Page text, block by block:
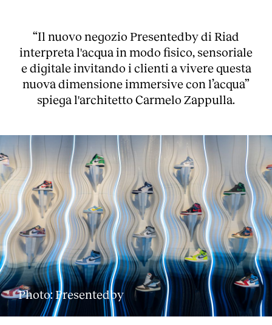
“Il nuovo negozio Presentedby di Riad
interpreta l'acqua in modo fisico, sensoriale
e digitale invitando i clienti a vivere questa
nuova dimensione immersive con l’acqua”
spiega l'architetto Carmelo Zappulla.
Photo: Presentedby